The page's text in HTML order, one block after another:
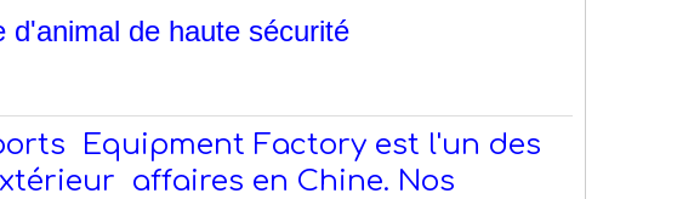
d'animal de haute sécurité
Equipment Factory est l'un des
affaires en Chine. Nos